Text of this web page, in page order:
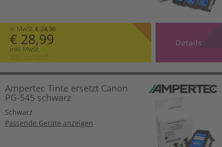
o. MwSt. € 24,36
€ 28,99
inkl. MwSt.
zzgl. Versand
Details
Ampertec Tinte ersetzt Canon
PG-545 schwarz
Schwarz
Passende Geräte anzeigen